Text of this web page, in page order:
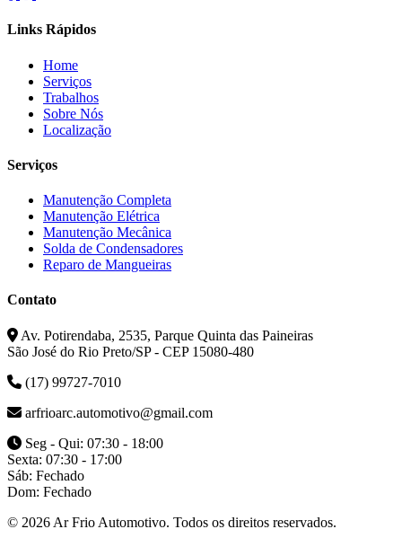
Links Rápidos
Home
Serviços
Trabalhos
Sobre Nós
Localização
Serviços
Manutenção Completa
Manutenção Elétrica
Manutenção Mecânica
Solda de Condensadores
Reparo de Mangueiras
Contato
Av. Potirendaba, 2535, Parque Quinta das Paineiras
São José do Rio Preto/SP - CEP 15080-480
(17) 99727-7010
arfrioarc.automotivo@gmail.com
Seg - Qui: 07:30 - 18:00
Sexta: 07:30 - 17:00
Sáb: Fechado
Dom: Fechado
© 2026 Ar Frio Automotivo. Todos os direitos reservados.